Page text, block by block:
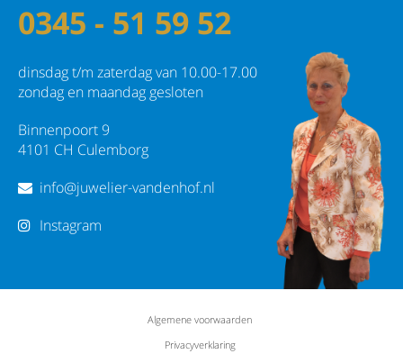
0345 - 51 59 52
dinsdag t/m zaterdag van 10.00-17.00
zondag en maandag gesloten
Binnenpoort 9
4101 CH Culemborg
info@juwelier-vandenhof.nl
Instagram
Algemene voorwaarden
Privacyverklaring